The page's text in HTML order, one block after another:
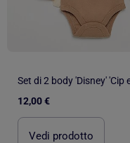
12,00 €
Vedi prodotto